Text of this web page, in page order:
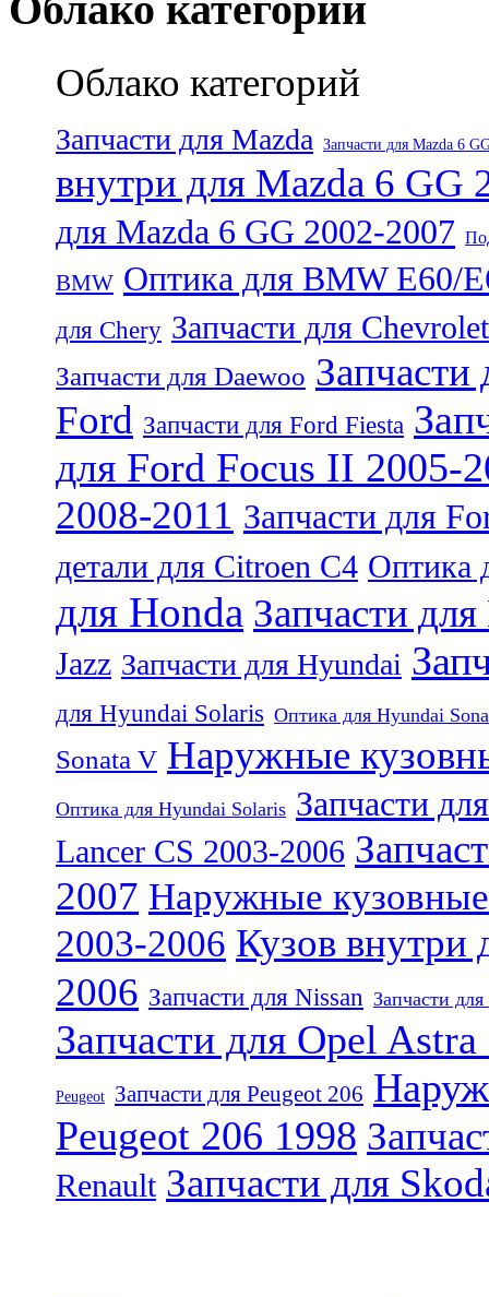
Облако категорий
Запчасти для Mazda Запчасти для Mazda 6
внутри для Mazda 6 GG
для Mazda 6 GG 2002-2007
BMW Оптика для BMW E60/
для Chery Запчасти для Chevrolet
Запчасти для Daewoo Запчасти
Ford Запчасти для Ford Fiesta
для Ford Focus II 2005-
2008-2011 Запчасти для
детали для Citroen C4 Оптика
для Honda Запчасти
Jazz Запчасти для Hyundai
для Hyundai Solaris Оптика для Hyundai
Sonata V Наружные
Оптика для Hyundai Solaris Запчасти
Lancer CS 2003-2006
2007 Наружные
2003-2006 Кузов внутри
2006 Запчасти для Nissan Запчасти
Запчасти для Opel
Peugeot Запчасти для Peugeot 206
Peugeot 206 1998
Renault Запчасти для